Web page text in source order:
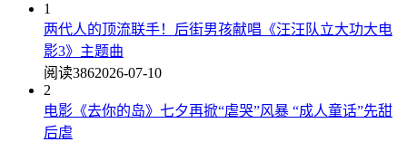
1
两代人的顶流联手！后街男孩献唱《汪汪队立大功大电
影3》主题曲
阅读3862026-07-10
2
电影《去你的岛》七夕再掀“虐哭”风暴 “成人童话”先甜
后虐